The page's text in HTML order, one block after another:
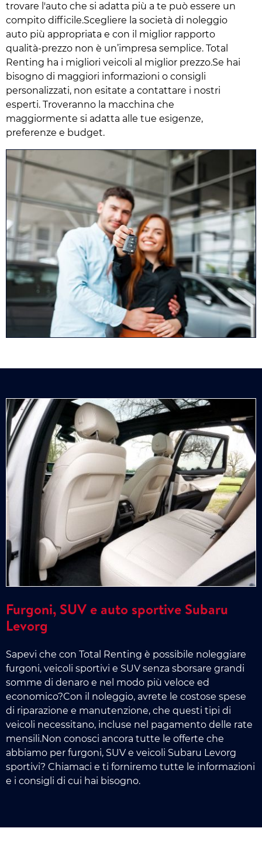
trovare l'auto che si adatta più a te può essere un
compito difficile.Scegliere la società di noleggio
auto più appropriata e con il miglior rapporto
qualità-prezzo non è un’impresa semplice. Total
Renting ha i migliori veicoli al miglior prezzo.Se hai
bisogno di maggiori informazioni o consigli
personalizzati, non esitate a contattare i nostri
esperti. Troveranno la macchina che
maggiormente si adatta alle tue esigenze,
preferenze e budget.
Furgoni, SUV e auto sportive Subaru
Levorg
Sapevi che con Total Renting è possibile noleggiare
furgoni, veicoli sportivi e SUV senza sborsare grandi
somme di denaro e nel modo più veloce ed
economico?Con il noleggio, avrete le costose spese
di riparazione e manutenzione, che questi tipi di
veicoli necessitano, incluse nel pagamento delle rate
mensili.Non conosci ancora tutte le offerte che
abbiamo per furgoni, SUV e veicoli Subaru Levorg
sportivi? Chiamaci e ti forniremo tutte le informazioni
e i consigli di cui hai bisogno.